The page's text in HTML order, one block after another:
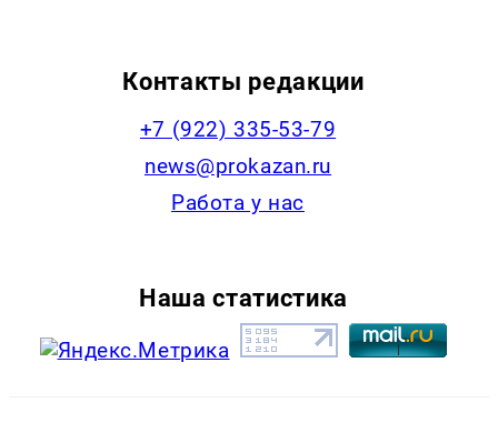
Контакты редакции
+7 (922) 335-53-79
news@prokazan.ru
Работа у нас
Наша статистика